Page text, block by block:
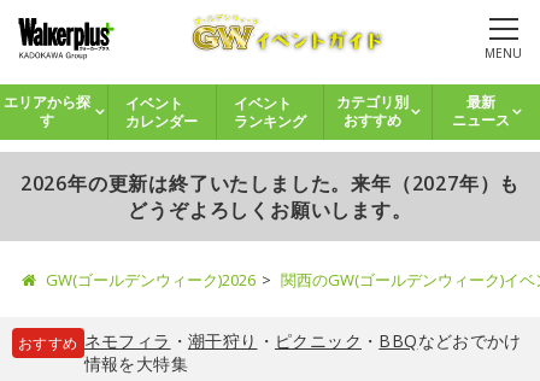
MENU
エリアから探
す
イベント
カレンダー
イベント
ランキング
カテゴリ別
おすすめ
最新
ニュース
2026年の更新は終了いたしました。来年（2027年）も
どうぞよろしくお願いします。
GW(ゴールデンウィーク)2026 関西のGW(ゴールデンウィーク)イ
おすすめ ネモフィラ ・ 潮干狩り ・ ピクニック ・ BBQなどおでかけ
情報を大特集